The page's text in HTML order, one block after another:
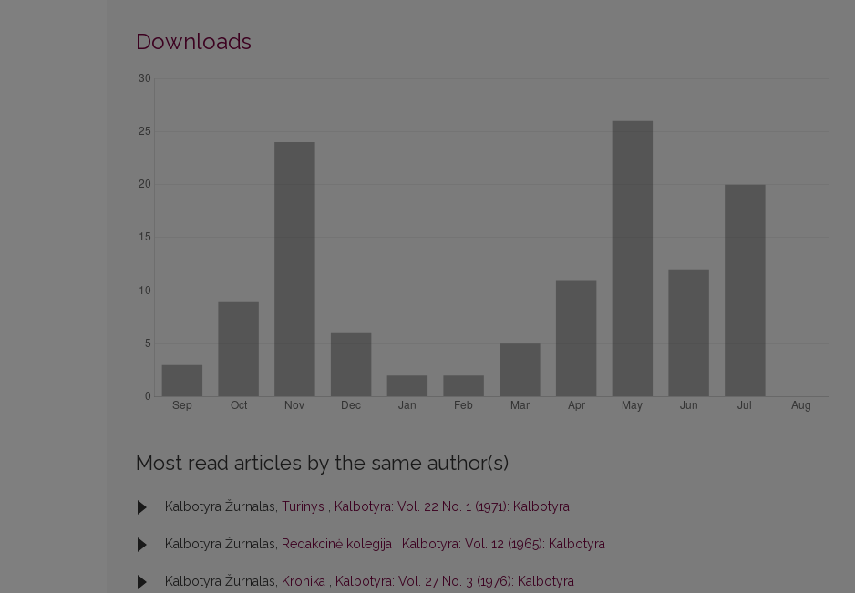
Downloads
Most read articles by the same author(s)
Kalbotyra Žurnalas, Turinys , Kalbotyra: Vol. 22 No. 1 (1971): Kalbotyra
Kalbotyra Žurnalas, Redakcinė kolegija , Kalbotyra: Vol. 12 (1965): Kalbotyra
Kalbotyra Žurnalas, Kronika , Kalbotyra: Vol. 27 No. 3 (1976): Kalbotyra